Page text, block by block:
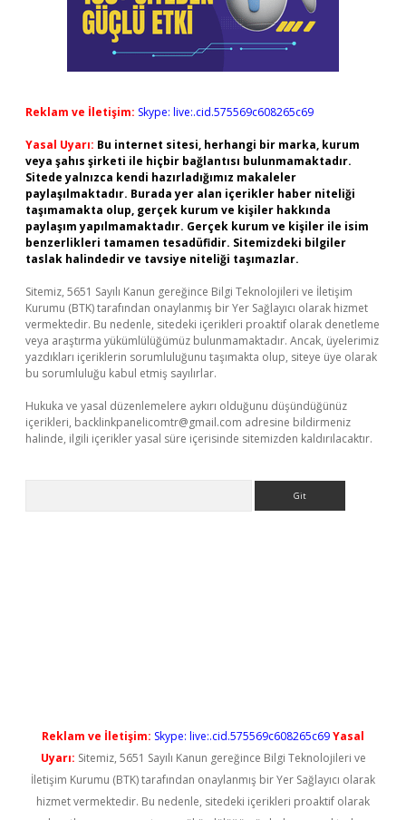
Reklam ve İletişim: Skype: live:.cid.575569c608265c69
Yasal Uyarı: Bu internet sitesi, herhangi bir marka, kurum
veya şahıs şirketi ile hiçbir bağlantısı bulunmamaktadır.
Sitede yalnızca kendi hazırladığımız makaleler
paylaşılmaktadır. Burada yer alan içerikler haber niteliği
taşımamakta olup, gerçek kurum ve kişiler hakkında
paylaşım yapılmamaktadır. Gerçek kurum ve kişiler ile isim
benzerlikleri tamamen tesadüfidir. Sitemizdeki bilgiler
taslak halindedir ve tavsiye niteliği taşımazlar.
Sitemiz, 5651 Sayılı Kanun gereğince Bilgi Teknolojileri ve İletişim
Kurumu (BTK) tarafından onaylanmış bir Yer Sağlayıcı olarak hizmet
vermektedir. Bu nedenle, sitedeki içerikleri proaktif olarak denetleme
veya araştırma yükümlülüğümüz bulunmamaktadır. Ancak, üyelerimiz
yazdıkları içeriklerin sorumluluğunu taşımakta olup, siteye üye olarak
bu sorumluluğu kabul etmiş sayılırlar.
Hukuka ve yasal düzenlemelere aykırı olduğunu düşündüğünüz
içerikleri, backlinkpanelicomtr@gmail.com adresine bildirmeniz
halinde, ilgili içerikler yasal süre içerisinde sitemizden kaldırılacaktır.
Reklam ve İletişim: Skype: live:.cid.575569c608265c69Yasal
Uyarı: Sitemiz, 5651 Sayılı Kanun gereğince Bilgi Teknolojileri ve
İletişim Kurumu (BTK) tarafından onaylanmış bir Yer Sağlayıcı olarak
hizmet vermektedir. Bu nedenle, sitedeki içerikleri proaktif olarak